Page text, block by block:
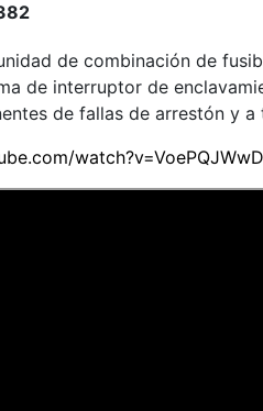
de combinación de
de interruptor de
de fallas de arrestón y